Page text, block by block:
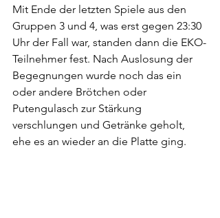
Mit Ende der letzten Spiele aus den
Gruppen 3 und 4, was erst gegen 23:30
Uhr der Fall war, standen dann die EKO-
Teilnehmer fest. Nach Auslosung der
Begegnungen wurde noch das ein
oder andere Brötchen oder
Putengulasch zur Stärkung
verschlungen und Getränke geholt,
ehe es an wieder an die Platte ging.